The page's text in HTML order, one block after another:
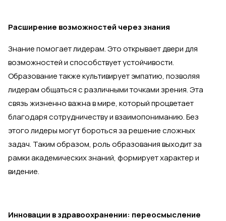
Расширение возможностей через знания
Знание помогает лидерам. Это открывает двери для
возможностей и способствует устойчивости.
Образование также культивирует эмпатию, позволяя
лидерам общаться с различными точками зрения. Эта
связь жизненно важна в мире, который процветает
благодаря сотрудничеству и взаимопониманию. Без
этого лидеры могут бороться за решение сложных
задач. Таким образом, роль образования выходит за
рамки академических знаний, формирует характер и
видение.
Инновации в здравоохранении: переосмысление